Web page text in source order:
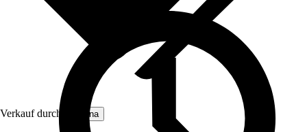
Verkauf durch: Moluna